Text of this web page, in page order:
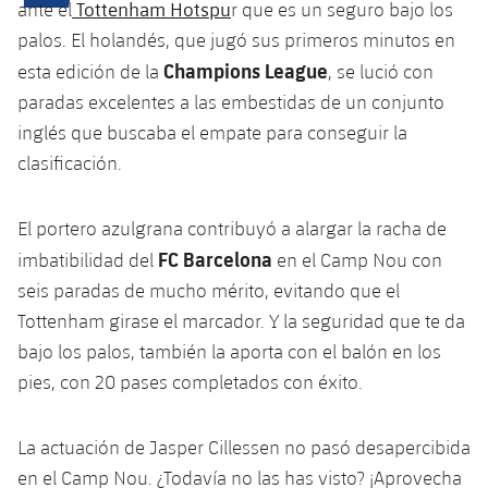
plusicon
más
Instalaciones
Palau Blaugrana
Estadi Johan Cruyff
Barça Cafe
La Masia
plusicon
más
Servicios
plusicon
más
SUB13
SUB12
SUB11 A
SUB10 A
SUB10 B
SUB9 A
SUB8 A
SUB13 B
SUB12 C
SUB11 C
Gameday Shows
Resultados
Clasificación
Fotos
Historia
Palmarés
Base
Barça Atlètic
Cadete A
Cadete B
Infantil A
Infantil B
Mini
Campus Verano
PLUSICON
MÁS
Primer Equipo
plusicon
más
Calendario
Entradas
Resultados
Clasificaciones
Jugadores
Actualidad
Calendario
Resultados
Jugadores
plusicon
más
Actualidad
Juvenil
Cadete B
PLUSICON
MÁS
Primer equipo
plusicon
más
Calendario
Actualidad
ante el Tottenham Hotspur que es un seguro bajo los
palos. El holandés, que jugó sus primeros minutos en
esta edición de la Champions League, se lució con
paradas excelentes a las embestidas de un conjunto
inglés que buscaba el empate para conseguir la
clasificación.
El portero azulgrana contribuyó a alargar la racha de
imbatibilidad del FC Barcelona en el Camp Nou con
seis paradas de mucho mérito, evitando que el
Tottenham girase el marcador. Y la seguridad que te da
bajo los palos, también la aporta con el balón en los
pies, con 20 pases completados con éxito.
La actuación de Jasper Cillessen no pasó desapercibida
en el Camp Nou. ¿Todavía no las has visto? ¡Aprovecha